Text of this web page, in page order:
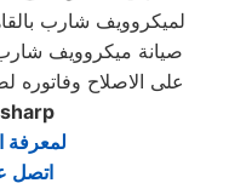
لميكروويف شارب
صيانة ميكروويف
على الاصلاح وفاتوره
sharp
اتصل علي